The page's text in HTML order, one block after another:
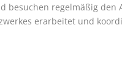
besuchen regelmäßig den
erarbeitet und